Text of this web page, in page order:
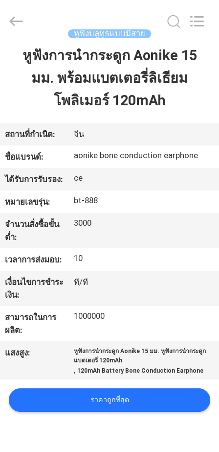
บ้าน
ผลิตภัณฑ์
เกี่ยว
กับ
เรา
โรงงาน
คุณภาพ
ติดต่อ
เรา
ขอ
อ้าง
2025
หูฟังบลูทูธแบบมีสาย
หูฟังการนำกระดูก Aonike 15
มม. พร้อมแบตเตอรี่ลิเธียม
โพลิเมอร์ 120mAh
สถานที่กำเนิด: จีน
ชื่อแบรนด์: aonike bone conduction earphone
ได้รับการรับรอง: ce
หมายเลขรุ่น: bt-888
จำนวนสั่งซื้อขั้น
ต่ำ:
3000
เวลาการส่งมอบ: 10
เงื่อนไขการชำระ
เงิน:
ที/ที
สามารถในการ
ผลิต:
1000000
แสงสูง:
หูฟังการนำกระดูก Aonike 15 มม. หูฟังการนำกระดูก
แบตเตอรี่ 120mAh
, 120mAh Battery Bone Conduction Earphone
ราคาถูกที่สุด